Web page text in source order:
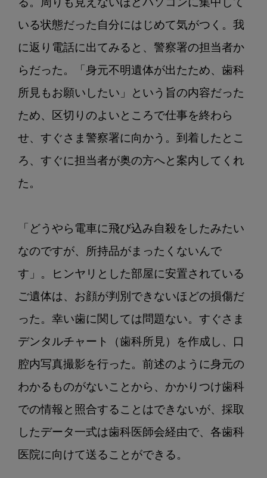
る。周りも見えないほどパソコンに集中して
いる状態だった自分にはじめて気がつく。我
に返り電話に出てみると、警察署の担当者か
らだった。「身元不明遺体が出たため、歯科
所見もお願いしたい」という旨の内容だった
ため、区切りのよいところで仕事を終わら
せ、すぐさま警察署に向かう。到着したとこ
ろ、すぐに担当者が奥の方へと案内してくれ
た。
「どうやら電車に飛び込み自殺をしたみたい
なのですが、所持品がまったくないんで
す」。ヒンヤリとした部屋に安置されている
ご遺体は、お顔が判別できないほどの損傷だ
った。幸い歯に関しては問題ない。すぐさま
デンタルチャート（歯科所見）を作成し、口
腔内写真撮影を行った。前述のように身元の
わかるものがないことから、かかりつけ歯科
での情報と照合することはできないが、採取
したデータ一式は歯科医師会経由で、各歯科
医院に向けて送ることができる。